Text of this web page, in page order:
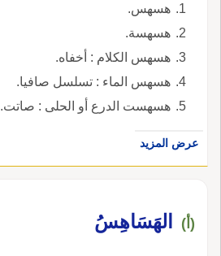
هسهس.
هسهسة.
هسهس الكلام : أخفاه.
هسهس الماء : تسلسل صافيا.
هسهست الدرع أو الحلى : صاتت.
عرض المزيد
(أ) الهَسَاهِسُ